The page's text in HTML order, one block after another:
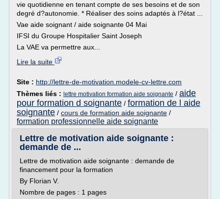
vie quotidienne en tenant compte de ses besoins et de son
degré d?autonomie. * Réaliser des soins adaptés à l?état ...
Vae aide soignant / aide soignante 04 Mai
IFSI du Groupe Hospitalier Saint Joseph
La VAE va permettre aux...
Lire la suite
Site : http://lettre-de-motivation.modele-cv-lettre.com
Thèmes liés : lettre motivation formation aide soignante / aide
pour formation d soignante / formation de l aide
soignante / cours de formation aide soignante /
formation professionnelle aide soignante
Lettre de motivation aide soignante :
demande de ...
Lettre de motivation aide soignante : demande de
financement pour la formation
By Florian V.
Nombre de pages : 1 pages